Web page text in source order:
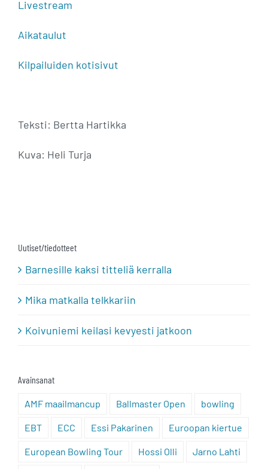
Livestream
Aikataulut
Kilpailuiden kotisivut
Teksti: Bertta Hartikka
Kuva: Heli Turja
Uutiset/tiedotteet
Barnesille kaksi titteliä kerralla
Mika matkalla telkkariin
Koivuniemi keilasi kevyesti jatkoon
Avainsanat
AMF maailmancup Ballmaster Open bowling
EBT ECC Essi Pakarinen Euroopan kiertue
European Bowling Tour Hossi Olli Jarno Lahti